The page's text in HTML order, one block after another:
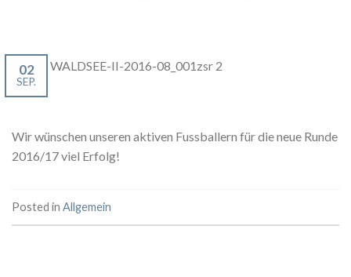
02
SEP.
Wir wünschen unseren aktiven Fussballern für die neue Runde
2016/17 viel Erfolg!
Posted in Allgemein